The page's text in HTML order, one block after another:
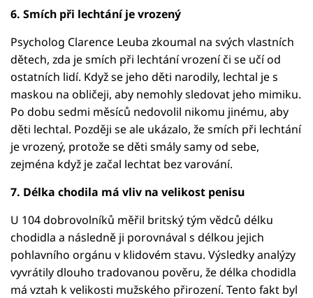
6. Smích při lechtání je vrozený
Psycholog Clarence Leuba zkoumal na svých vlastních
dětech, zda je smích při lechtání vrození či se učí od
ostatních lidí. Když se jeho děti narodily, lechtal je s
maskou na obličeji, aby nemohly sledovat jeho mimiku.
Po dobu sedmi měsíců nedovolil nikomu jinému, aby
děti lechtal. Později se ale ukázalo, že smích při lechtání
je vrozený, protože se děti smály samy od sebe,
zejména když je začal lechtat bez varování.
7. Délka chodila má vliv na velikost penisu
U 104 dobrovolníků měřil britský tým vědců délku
chodidla a následně ji porovnával s délkou jejich
pohlavního orgánu v klidovém stavu. Výsledky analýzy
vyvrátily dlouho tradovanou pověru, že délka chodidla
má vztah k velikosti mužského přirození. Tento fakt byl